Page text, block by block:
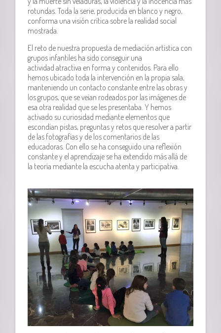
rotundas. Toda la serie, producida en blanco y negro,
conforma una visión crítica sobre la realidad social
mostrada.
El reto de nuestra propuesta de mediación artística con
grupos infantiles ha sido conseguir una
actividad atractiva en forma y contenidos. Para ello
hemos ubicado toda la intervención en la propia sala,
manteniendo un contacto constante entre las obras y
los grupos, que se veían rodeados por las imágenes de
esa otra realidad que se les presentaba. Y hemos
activado su curiosidad mediante elementos que
escondían pistas, preguntas y retos que resolver a partir
de las fotografías y de los comentarios de las
educadoras. Con ello se ha conseguido una reflexión
constante y el aprendizaje se ha extendido más allá de
la teoría mediante la escucha atenta y participativa.